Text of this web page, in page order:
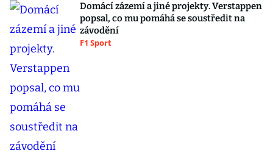
Domácí zázemí a jiné projekty. Verstappen
popsal, co mu pomáhá se soustředit na
závodění
F1 Sport